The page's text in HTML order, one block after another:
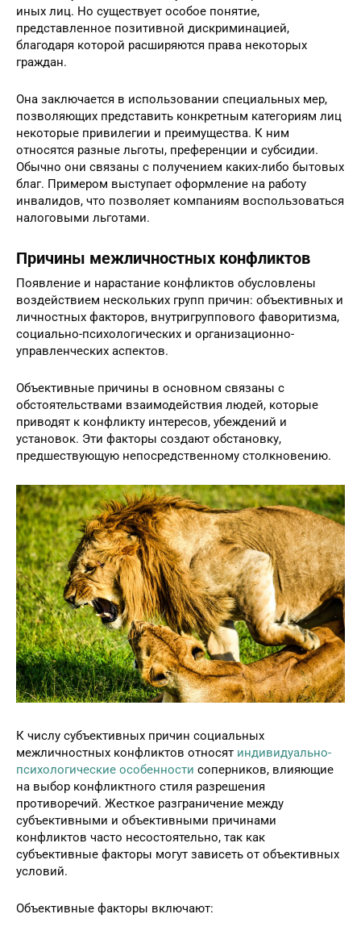
иных лиц. Но существует особое понятие,
представленное позитивной дискриминацией,
благодаря которой расширяются права некоторых
граждан.
Она заключается в использовании специальных мер,
позволяющих представить конкретным категориям лиц
некоторые привилегии и преимущества. К ним
относятся разные льготы, преференции и субсидии.
Обычно они связаны с получением каких-либо бытовых
благ. Примером выступает оформление на работу
инвалидов, что позволяет компаниям воспользоваться
налоговыми льготами.
Причины межличностных конфликтов
Появление и нарастание конфликтов обусловлены
воздействием нескольких групп причин: объективных и
личностных факторов, внутригруппового фаворитизма,
социально-психологических и организационно-
управленческих аспектов.
Объективные причины в основном связаны с
обстоятельствами взаимодействия людей, которые
приводят к конфликту интересов, убеждений и
установок. Эти факторы создают обстановку,
предшествующую непосредственному столкновению.
К числу субъективных причин социальных
межличностных конфликтов относят индивидуально-
психологические особенности соперников, влияющие
на выбор конфликтного стиля разрешения
противоречий. Жесткое разграничение между
субъективными и объективными причинами
конфликтов часто несостоятельно, так как
субъективные факторы могут зависеть от объективных
условий.
Объективные факторы включают: